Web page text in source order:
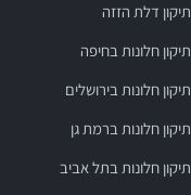
תיקון דלת הזזה
תיקון חלונות בחיפה
תיקון חלונות בירושלים
תיקון חלונות ברמת גן
תיקון חלונות בתל אביב